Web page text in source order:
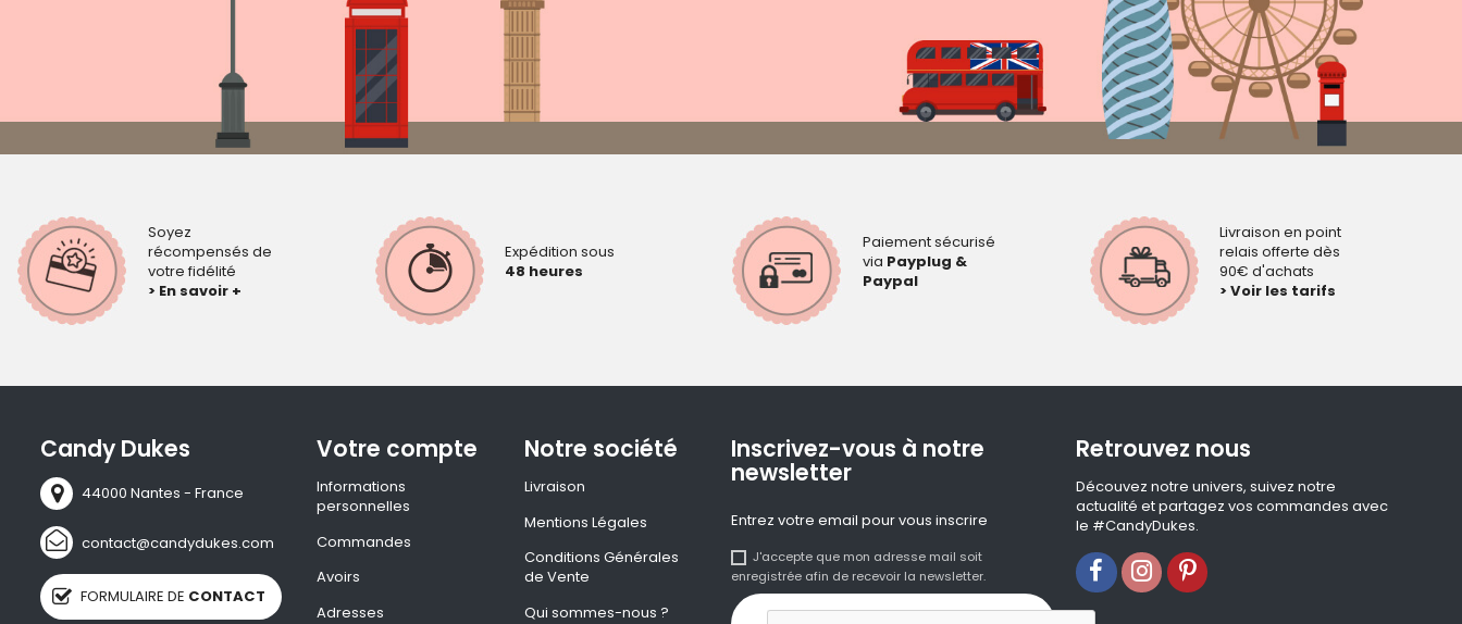
Soyez
récompensés de
votre fidélité
> En savoir +
Expédition sous
48 heures
Paiement sécurisé
via Payplug &
Paypal
Livraison en point
relais offerte dès
90€ d'achats
> Voir les tarifs
Candy Dukes
44000 Nantes - France
contact@candydukes.com
FORMULAIRE DE CONTACT
Votre compte
Informations
personnelles
Commandes
Avoirs
Adresses
Notre société
Livraison
Mentions Légales
Conditions Générales
de Vente
Qui sommes-nous ?
Inscrivez-vous à notre
newsletter
Entrez votre email pour vous inscrire
J'accepte que mon adresse mail soit
enregistrée afin de recevoir la newsletter.
Retrouvez nous
Découvez notre univers, suivez notre
actualité et partagez vos commandes avec
le #CandyDukes.